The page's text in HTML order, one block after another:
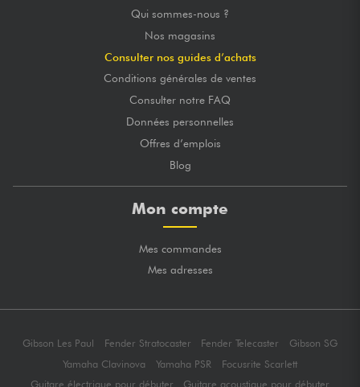
Qui sommes-nous ?
Nos magasins
Consulter nos guides d’achats
Conditions générales de ventes
Consulter notre FAQ
Données personnelles
Offres d’emplois
Blog
Mon compte
Mes commandes
Mes adresses
Gibson Les Paul Fender Stratocaster Fender Telecaster
Gibson SG
Yamaha Clavinova
Yamaha PSR
Focusrite Scarlett
Guitare électrique pour débuter
Guitare acoustique pour débuter